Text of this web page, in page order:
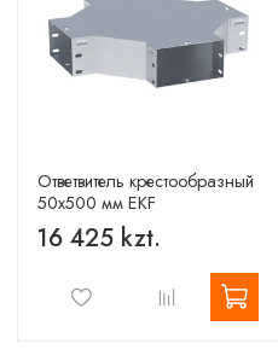
Ответвитель крестообразный
50х500 мм EKF
16 425 kzt.